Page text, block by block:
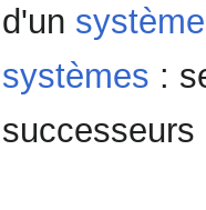
d'un système
systèmes :